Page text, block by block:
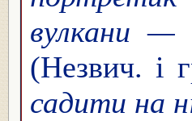
вулкани —
(Незвич. і
садити на